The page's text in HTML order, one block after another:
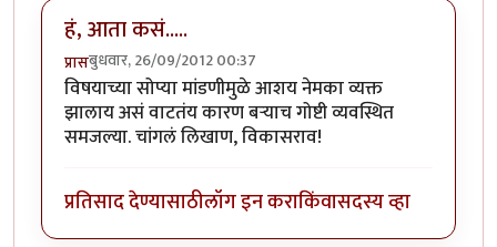
हं, आता कसं.....
प्रासबुधवार, 26/09/2012 00:37
विषयाच्या सोप्या मांडणीमुळे आशय नेमका व्यक्त
झालाय असं वाटतंय कारण बर्‍याच गोष्टी व्यवस्थित
समजल्या. चांगलं लिखाण, विकासराव!
प्रतिसाद देण्यासाठीलॉग इन कराकिंवासदस्य व्हा